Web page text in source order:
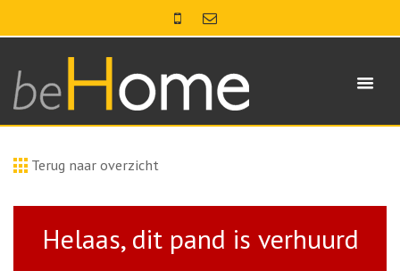
Terug naar overzicht
Helaas, dit pand is verhuurd